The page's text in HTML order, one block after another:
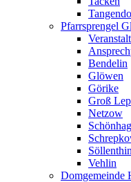
Pfarrsprengel
Bendelin
Glöwen
Görike
Groß
Netzow
Söllenthin
Vehlin
Domgemeinde